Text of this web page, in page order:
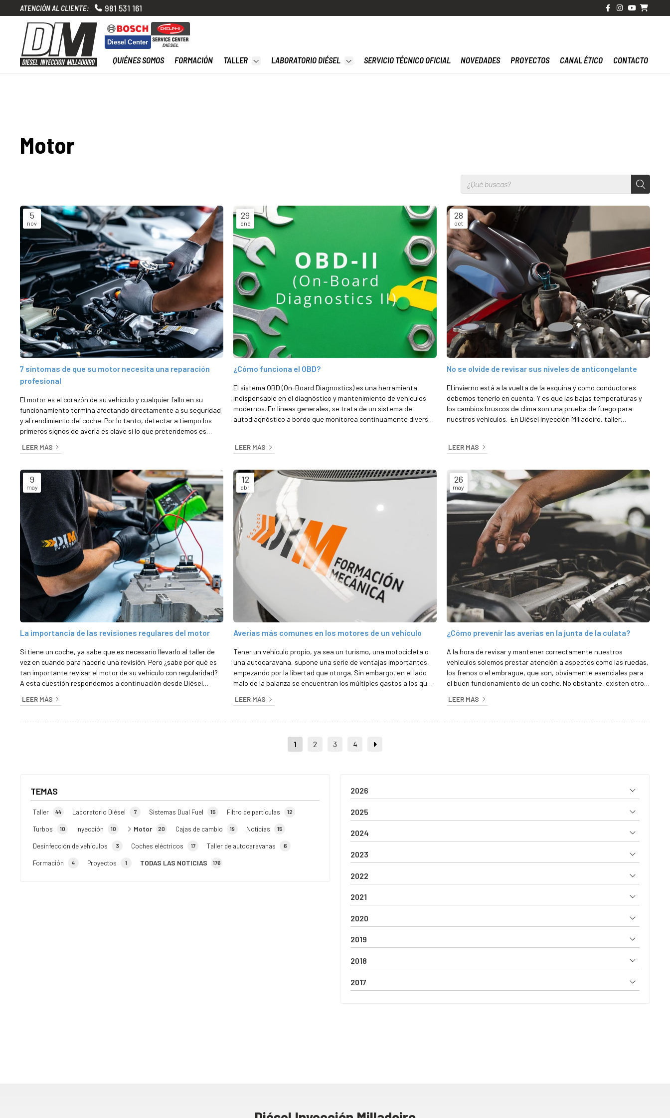
ATENCIÓN AL CLIENTE: 981 531 161
QUIÉNES SOMOS FORMACIÓN TALLER LABORATORIO DIÉSEL SERVICIO TÉCNICO OFICIAL NOVEDADES PROYECTOS CANAL ÉTICO CONTACTO
Motor
TEMAS
TODAS LAS NOTICIAS 176
Taller 44 Laboratorio Diésel 7 Sistemas Dual Fuel 15 Filtro de partículas 12
Turbos 10 Inyección 10 Motor 20 Cajas de cambio 19 Noticias 15
Desinfección de vehículos 3 Coches eléctricos 17 Taller de autocaravanas 6
Formación 4 Proyectos 1
5
nov
7 síntomas de que su motor necesita una reparación
profesional
El motor es el corazón de su vehículo y cualquier fallo en su
funcionamiento termina afectando directamente a su seguridad
y al rendimiento del coche. Por lo tanto, detectar a tiempo los
primeros signos de avería es clave si lo que pretendemos es
mecánico en Santiago de Compostela, le contamos en este
indican que su motor necesita una revisión profesional. ¡Venga a
vernos ...
LEER MÁS
29
ene
¿Cómo funciona el OBD?
El sistema OBD (On-Board Diagnostics) es una herramienta
indispensable en el diagnóstico y mantenimiento de vehículos
modernos. En líneas generales, se trata de un sistema de
autodiagnóstico a bordo que monitorea continuamente diversos
contamos todo en este nuevo artículo. ¿En qué consiste el OBD?
(ECU), la ...
LEER MÁS
28
oct
No se olvide de revisar sus niveles de anticongelante
El invierno está a la vuelta de la esquina y como conductores
debemos tenerlo en cuenta. Y es que las bajas temperaturas y
los cambios bruscos de clima son una prueba de fuego para
nuestros vehículos. En Diésel Inyección Milladoiro, taller
motor durante los meses de más frío del año es el
de refrigeración de la cor...
LEER MÁS
9
may
La importancia de las revisiones regulares del motor
Si tiene un coche, ya sabe que es necesario llevarlo al taller de
vez en cuando para hacerle una revisión. Pero ¿sabe por qué es
tan importante revisar el motor de su vehículo con regularidad?
A esta cuestión respondemos a continuación desde Diésel
en un artículo donde también abordamos los beneficios de
mantenimiento. El motor es el corazón de cualquier coche El
LEER MÁS
12
abr
Averías más comunes en los motores de un vehículo
Tener un vehículo propio, ya sea un turismo, una motocicleta o
una autocaravana, supone una serie de ventajas importantes,
empezando por la libertad que otorga. Sin embargo, en el lado
malo de la balanza se encuentran los múltiples gastos a los que
culpa de averías. Cualquier automóvil es susceptible de sufrir
habituales podremos prevenirlos de mejor forma y así ahorrar
LEER MÁS
26
may
¿Cómo prevenir las averías en la junta de la culata?
A la hora de revisar y mantener correctamente nuestros
vehículos solemos prestar atención a aspectos como las ruedas,
los frenos o el embrague, que son, obviamente esenciales para
el buen funcionamiento de un coche. No obstante, existen otros
ahí por algo, como por ejemplo la junta de la culata. Las averías
vehículos que ya llevan unos años circulando. Si quiere saber
LEER MÁS
1 2 3 4
2026
2025
2024
2023
2022
2021
2020
2019
2018
2017